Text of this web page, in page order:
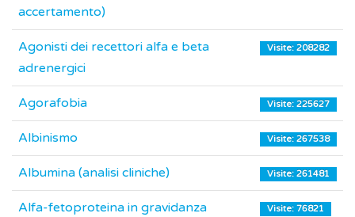
accertamento)
Agonisti dei recettori alfa e beta
adrenergici
Visite: 208282
Agorafobia Visite: 225627
Albinismo Visite: 267538
Albumina (analisi cliniche) Visite: 261481
Alfa-fetoproteina in gravidanza
Visite: 76821